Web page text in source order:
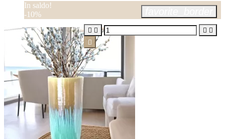
In saldo!
-10%
   
